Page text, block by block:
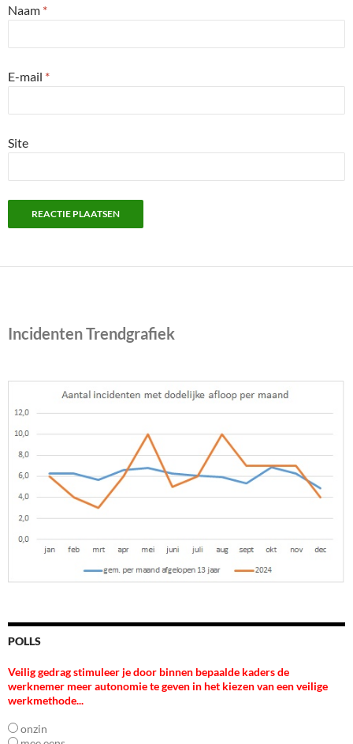
Naam *
E-mail *
Site
Incidenten Trendgrafiek
POLLS
Veilig gedrag stimuleer je door binnen bepaalde kaders de
werknemer meer autonomie te geven in het kiezen van een veilige
werkmethode...
onzin